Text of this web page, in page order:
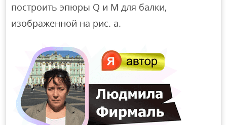
построить эпюры Q и М для балки,
изображенной на рис. а.